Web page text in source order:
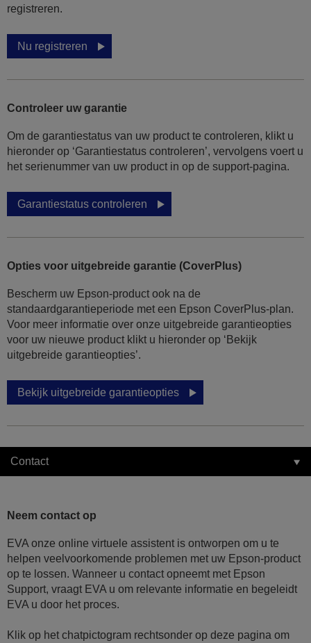
registreren.
Nu registreren
Controleer uw garantie
Om de garantiestatus van uw product te controleren, klikt u
hieronder op ‘Garantiestatus controleren’, vervolgens voert u
het serienummer van uw product in op de support-pagina.
Garantiestatus controleren
Opties voor uitgebreide garantie (CoverPlus)
Bescherm uw Epson-product ook na de
standaardgarantieperiode met een Epson CoverPlus-plan.
Voor meer informatie over onze uitgebreide garantieopties
voor uw nieuwe product klikt u hieronder op ‘Bekijk
uitgebreide garantieopties’.
Bekijk uitgebreide garantieopties
Contact
Neem contact op
EVA onze online virtuele assistent is ontworpen om u te
helpen veelvoorkomende problemen met uw Epson-product
op te lossen. Wanneer u contact opneemt met Epson
Support, vraagt EVA u om relevante informatie en begeleidt
EVA u door het proces.
Klik op het chatpictogram rechtsonder op deze pagina om